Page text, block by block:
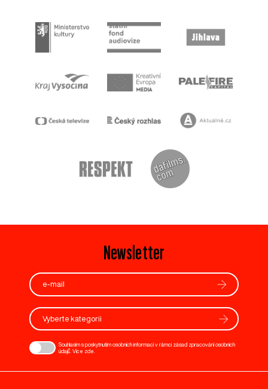
Newsletter
Vyberte kategorii
Souhlasím s poskytnutím osobních informací v rámci zásad zpracování osobních
údajů. Více zde